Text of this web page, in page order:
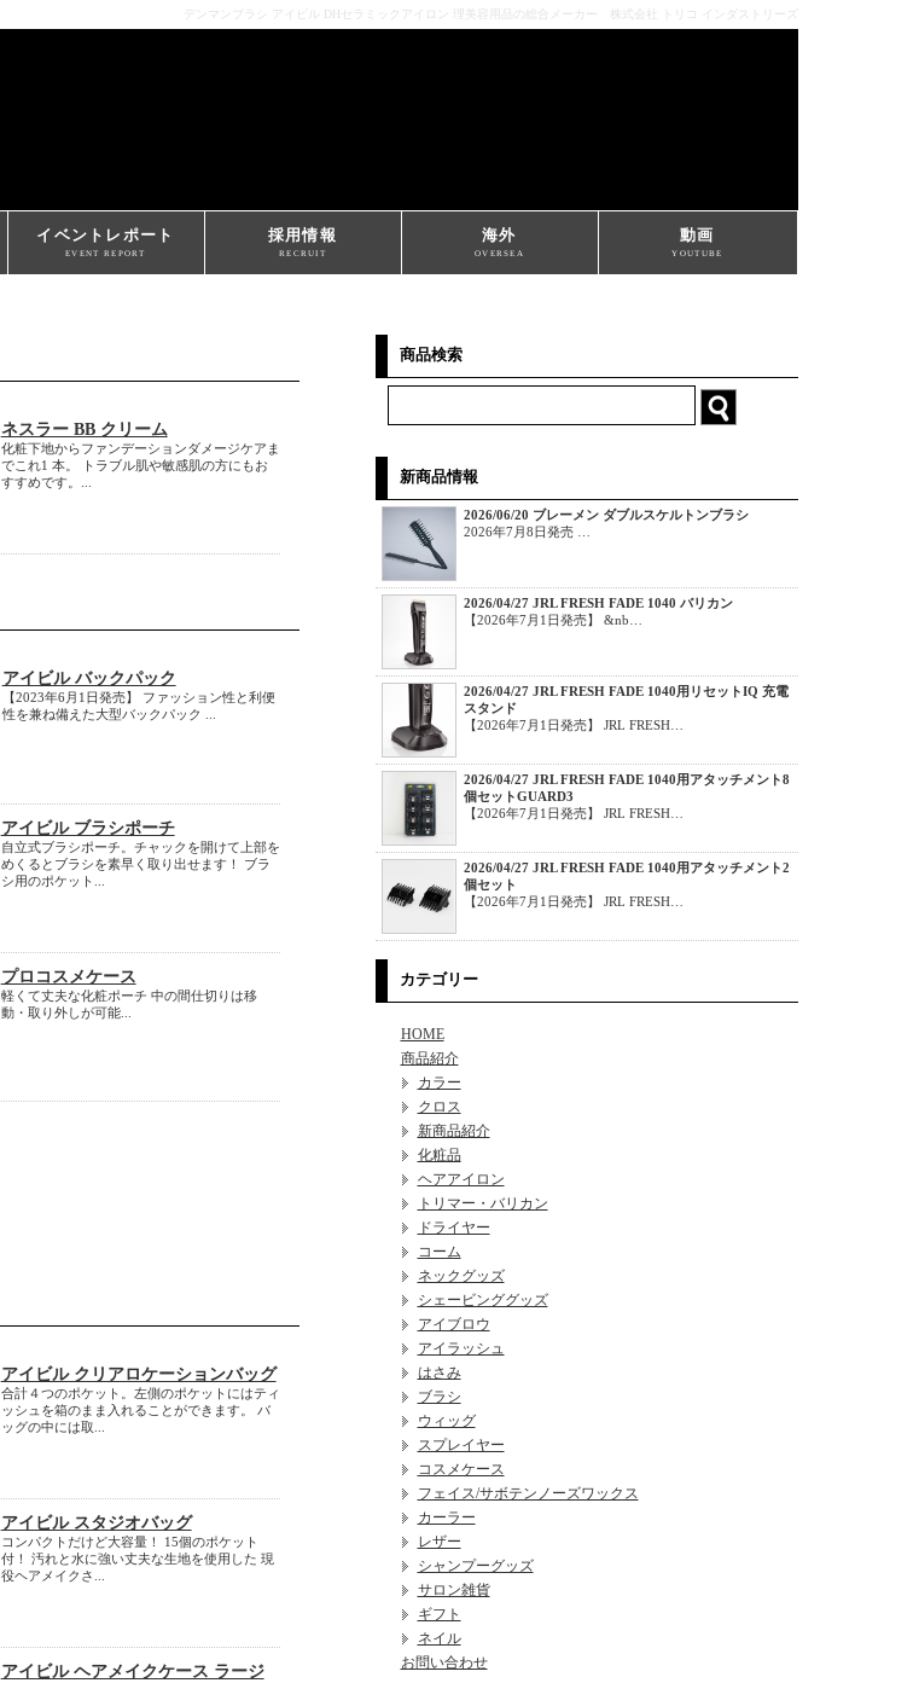
デンマンブラシ アイビル DHセラミックアイロン 理美容用品の総合メーカー 株式会社 トリコ インダストリーズ
イベントレポート
EVENT REPORT
採用情報
RECRUIT
海外
OVERSEA
動画
YOUTUBE
ネスラー BB クリーム
化粧下地からファンデーションダメージケアま
でこれ1 本。 トラブル肌や敏感肌の方にもお
すすめです。...
アイビル バックパック
【2023年6月1日発売】 ファッション性と利便
性を兼ね備えた大型バックパック ...
アイビル ブラシポーチ
自立式ブラシポーチ。チャックを開けて上部を
めくるとブラシを素早く取り出せます！ ブラ
シ用のポケット...
プロコスメケース
軽くて丈夫な化粧ポーチ 中の間仕切りは移
動・取り外しが可能...
アイビル クリアロケーションバッグ
合計４つのポケット。左側のポケットにはティ
ッシュを箱のまま入れることができます。 バ
ッグの中には取...
アイビル スタジオバッグ
コンパクトだけど大容量！ 15個のポケット
付！ 汚れと水に強い丈夫な生地を使用した 現
役ヘアメイクさ...
アイビル ヘアメイクケース ラージ
商品検索
新商品情報
2026/06/20 ブレーメン ダブルスケルトンブラシ
2026年7月8日発売 …
2026/04/27 JRL FRESH FADE 1040 バリカン
【2026年7月1日発売】 &nb…
2026/04/27 JRL FRESH FADE 1040用リセットIQ 充電
スタンド
【2026年7月1日発売】 JRL FRESH…
2026/04/27 JRL FRESH FADE 1040用アタッチメント8
個セットGUARD3
【2026年7月1日発売】 JRL FRESH…
2026/04/27 JRL FRESH FADE 1040用アタッチメント2
個セット
【2026年7月1日発売】 JRL FRESH…
カテゴリー
HOME
商品紹介
カラー
クロス
新商品紹介
化粧品
ヘアアイロン
トリマー・バリカン
ドライヤー
コーム
ネックグッズ
シェービンググッズ
アイブロウ
アイラッシュ
はさみ
ブラシ
ウィッグ
スプレイヤー
コスメケース
フェイス/サボテンノーズワックス
カーラー
レザー
シャンプーグッズ
サロン雑貨
ギフト
ネイル
お問い合わせ